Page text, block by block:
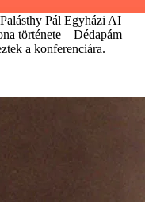
Pál Egyházi AI
története – Dédapám
a konferenciára.